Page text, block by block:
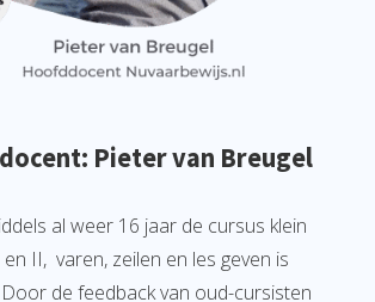
Pieter van Breugel
al weer 16 jaar de cursus klein
II, varen, zeilen en les geven is
de feedback van oud-cursisten